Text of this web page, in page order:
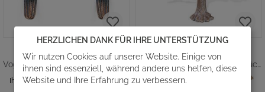
VÖGEL VIGO
Ihr Komplettpreis ab200,00 €*
BAUM TAM
Bronzebaum mit goldenen Früchten
Ihr Komplettpreis ab *
HERZLICHEN DANK FÜR IHRE UNTERSTÜTZUNG
Wir nutzen Cookies auf unserer Website. Einige von
ihnen sind essenziell, während andere uns helfen, diese
Website und Ihre Erfahrung zu verbessern.